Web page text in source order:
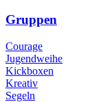
Gruppen
Courage
Jugendweihe
Kickboxen
Kreativ
Segeln